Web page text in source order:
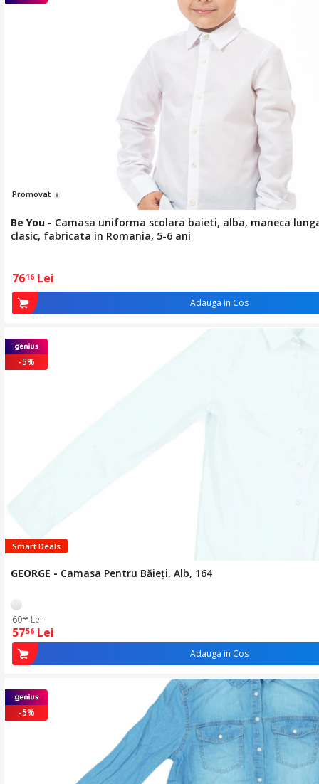
Promovat
Be You - Camasa uniforma scolara baieti, alba, maneca
clasic, fabricata in Romania, 5-6 ani
7616 Lei
Adauga in Cos
-5%
Smart Deals
GEORGE - Camasa Pentru Băieți, Alb, 164
6059 Lei
5756 Lei
Adauga in Cos
-5%